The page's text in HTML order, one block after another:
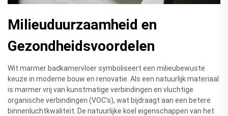
Milieuduurzaamheid en
Gezondheidsvoordelen
Wit marmer badkamervloer symboliseert een milieubewuste
keuze in moderne bouw en renovatie. Als een natuurlijk materiaal
is marmer vrij van kunstmatige verbindingen en vluchtige
organische verbindingen (VOC's), wat bijdraagt aan een betere
binnenluchtkwaliteit. De natuurlijke koel eigenschappen van het